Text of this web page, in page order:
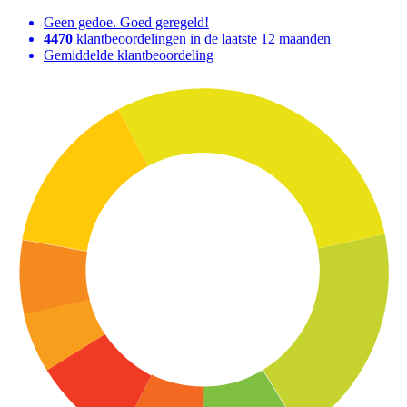
Geen gedoe. Goed geregeld!
4470 klantbeoordelingen in de laatste 12 maanden
Gemiddelde klantbeoordeling